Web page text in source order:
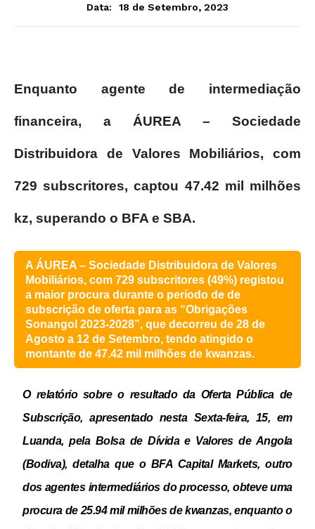
Data:
18 de Setembro, 2023
Enquanto agente de intermediação
financeira, a ÁUREA – Sociedade
Distribuidora de Valores Mobiliários, com
729 subscritores, captou 47.42 mil milhões
kz, superando o BFA e SBA.
A ÁUREA – Sociedade Distribuidora de Valores
Mobiliários, com 729 subscritores (49%) registou
a maior procura durante o período de de
subscrição de oferta para as “Obrigações
Sonangol 2023-2028”, que decorreu de 28 de
Agosto a 12 de Setembro, tendo atingido o
montante de 47.42 mil milhões de kwanzas.
O relatório sobre o resultado da Oferta Pública de
Subscrição, apresentado nesta Sexta-feira, 15, em
Luanda, pela Bolsa de Dívida e Valores de Angola
(Bodiva), detalha que o BFA Capital Markets, outro
dos agentes intermediários do processo, obteve uma
procura de 25.94 mil milhões de kwanzas, enquanto o